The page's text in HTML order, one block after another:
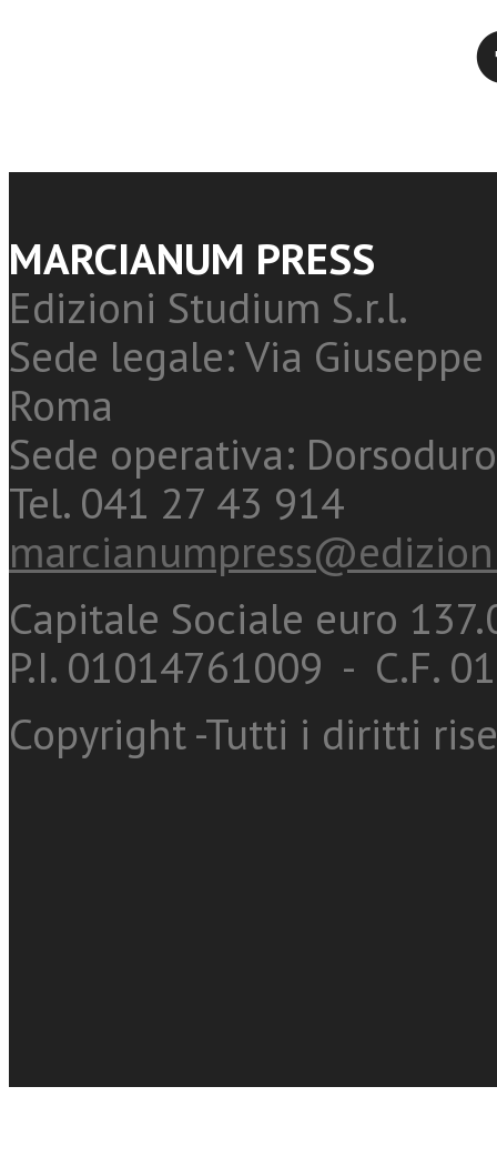
MARCIANUM PRESS
Edizioni Studium S.r.l.
Sede legale: Via
Roma
Sede operativa:
Tel. 041 27 43 914
Capitale Sociale euro
P.I. 01014761009 - C.F.
Copyright -Tutti i diritti